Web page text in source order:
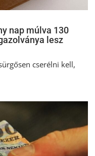
nap múlva 130
lesz
cserélni kell,